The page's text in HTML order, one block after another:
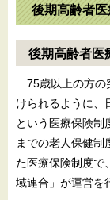
後期高齢者医
後期高齢者医
75歳以上の方の
けられるように、
という医療保険制
までの老人保健制
た医療保険制度で
域連合」が運営を